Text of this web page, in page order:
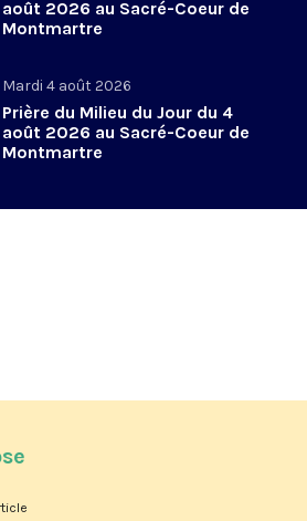
août 2026 au Sacré-Coeur de
Montmartre
Mardi 4 août 2026
Prière du Milieu du Jour du 4
août 2026 au Sacré-Coeur de
Montmartre